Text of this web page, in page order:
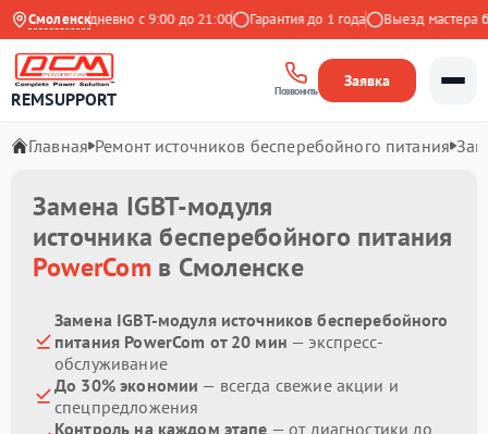
Смоленск
Ежедневно с 9:00 до 21:00 Гарантия до 1 года Выезд мастера
REMSUPPORT Позвонить
Заявка
Главная Ремонт источников бесперебойного питания
Замена IGBT-модуля
источника бесперебойного питания
PowerComв Смоленске
Замена IGBT-модуля источников бесперебойного
питания PowerCom от 20 мин — экспресс-
обслуживание
До 30% экономии — всегда свежие акции и
спецпредложения
Контроль на каждом этапе — от диагностики до